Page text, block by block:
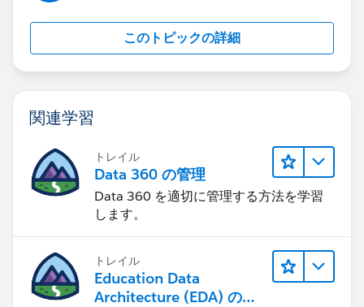
このトピックの詳細
関連学習
トレイル
Data 360 の管理
Data 360 を適切に管理する方法を学習
します。
トレイル
Education Data
Architecture (EDA) の管